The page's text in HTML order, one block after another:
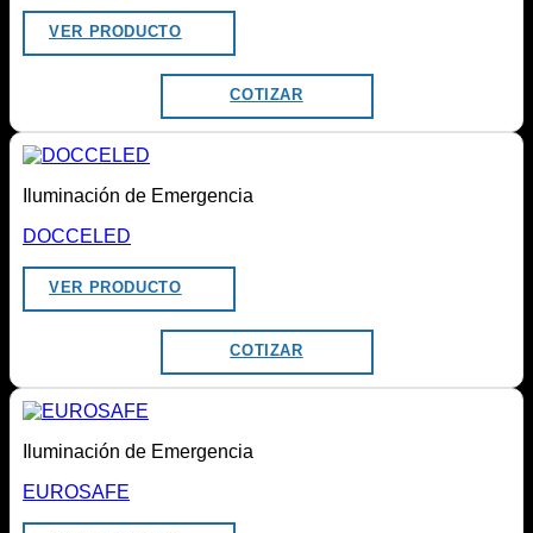
VER PRODUCTO
COTIZAR
Iluminación de Emergencia
DOCCELED
VER PRODUCTO
COTIZAR
Iluminación de Emergencia
EUROSAFE